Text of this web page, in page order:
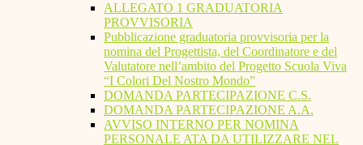
ALLEGATO 1 GRADUATORIA
PROVVISORIA
Pubblicazione graduatoria provvisoria per la
nomina del Progettista, del Coordinatore e del
Valutatore nell’ambito del Progetto Scuola Viva
“I Colori Del Nostro Mondo”
DOMANDA PARTECIPAZIONE C.S.
DOMANDA PARTECIPAZIONE A.A.
AVVISO INTERNO PER NOMINA
PERSONALE ATA DA UTILIZZARE NEL